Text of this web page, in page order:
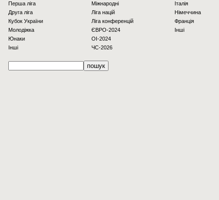
Перша ліга
Друга ліга
Кубок України
Молодіжка
Юнаки
Інші
Міжнародні
Ліга націй
Ліга конференцій
ЄВРО-2024
OI-2024
ЧС-2026
Італія
Німеччина
Франція
Інші